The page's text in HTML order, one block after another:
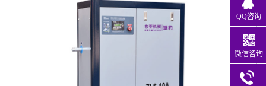
QQ咨询
微信咨询